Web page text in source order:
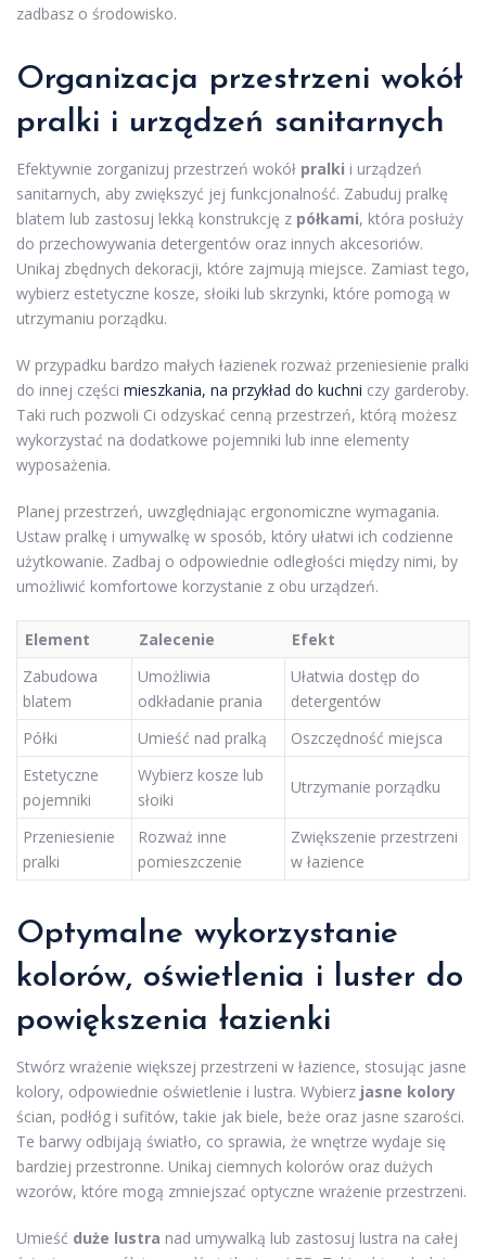
zadbasz o środowisko.
Organizacja przestrzeni wokół
pralki i urządzeń sanitarnych
Efektywnie zorganizuj przestrzeń wokół pralki i urządzeń
sanitarnych, aby zwiększyć jej funkcjonalność. Zabuduj pralkę
blatem lub zastosuj lekką konstrukcję z półkami, która posłuży
do przechowywania detergentów oraz innych akcesoriów.
Unikaj zbędnych dekoracji, które zajmują miejsce. Zamiast tego,
wybierz estetyczne kosze, słoiki lub skrzynki, które pomogą w
utrzymaniu porządku.
W przypadku bardzo małych łazienek rozważ przeniesienie pralki
do innej części mieszkania, na przykład do kuchni czy garderoby.
Taki ruch pozwoli Ci odzyskać cenną przestrzeń, którą możesz
wykorzystać na dodatkowe pojemniki lub inne elementy
wyposażenia.
Planej przestrzeń, uwzględniając ergonomiczne wymagania.
Ustaw pralkę i umywalkę w sposób, który ułatwi ich codzienne
użytkowanie. Zadbaj o odpowiednie odległości między nimi, by
umożliwić komfortowe korzystanie z obu urządzeń.
Element Zalecenie
Efekt
Zabudowa
blatem
Umożliwia
odkładanie prania
Ułatwia dostęp do
detergentów
Półki
Umieść nad pralką
Oszczędność miejsca
Estetyczne
pojemniki
Wybierz kosze lub
słoiki
Utrzymanie porządku
Przeniesienie
pralki
Rozważ inne
pomieszczenie
Zwiększenie przestrzeni
w łazience
Optymalne wykorzystanie
kolorów, oświetlenia i luster do
powiększenia łazienki
Stwórz wrażenie większej przestrzeni w łazience, stosując jasne
kolory, odpowiednie oświetlenie i lustra. Wybierz jasne kolory
ścian, podłóg i sufitów, takie jak biele, beże oraz jasne szarości.
Te barwy odbijają światło, co sprawia, że wnętrze wydaje się
bardziej przestronne. Unikaj ciemnych kolorów oraz dużych
wzorów, które mogą zmniejszać optyczne wrażenie przestrzeni.
Umieść duże lustra nad umywalką lub zastosuj lustra na całej